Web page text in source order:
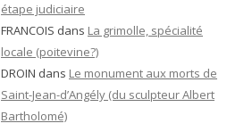
étape judiciaire
FRANCOIS dans La grimolle, spécialité
locale (poitevine?)
DROIN dans Le monument aux morts de
Saint-Jean-d’Angély (du sculpteur Albert
Bartholomé)